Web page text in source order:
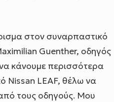
στον συναρπαστικό
Guenther, οδηγός
κάνουμε περισσότερα
Nissan LEAF, θέλω να
τους οδηγούς. Μου